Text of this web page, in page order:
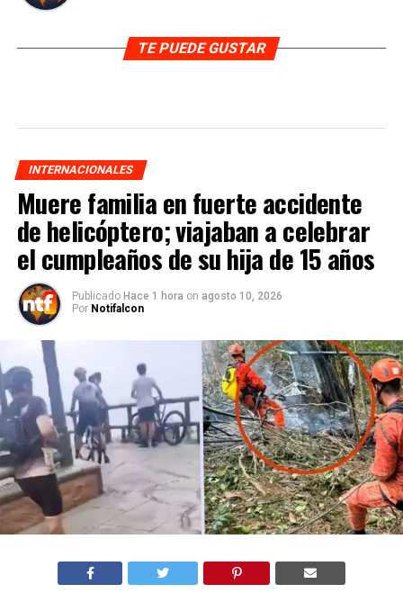
TE PUEDE GUSTAR
INTERNACIONALES
Muere familia en fuerte accidente
de helicóptero; viajaban a celebrar
el cumpleaños de su hija de 15 años
Publicado Hace 1 hora on agosto 10, 2026
Por Notifalcon